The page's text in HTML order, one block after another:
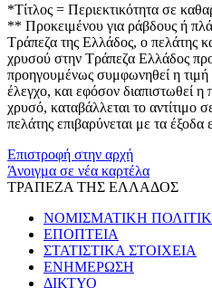
*Τίτλος = Περιεκτικότητα σε
** Προκειμένου για ράβδους ή
Τράπεζα της Ελλάδος, ο πελάτης
χρυσού στην Τράπεζα Ελλάδος
προηγουμένως συμφωνηθεί η
έλεγχο, και εφόσον διαπιστωθεί η
χρυσό, καταβάλλεται το
πελάτης επιβαρύνεται με τα έξοδα
Επιστροφή στην αρχή
Άνοιγμα σε νέα καρτέλα
ΤΡΑΠΕΖΑ ΤΗΣ ΕΛΛΑΔΟΣ
ΝΟΜΙΣΜΑΤΙΚΗ
ΕΠΟΠΤΕΙΑ
ΣΤΑΤΙΣΤΙΚΑ ΣΤΟΙΧΕΙΑ
ΕΝΗΜΕΡΩΣΗ
ΔΙΚΤΥΟ